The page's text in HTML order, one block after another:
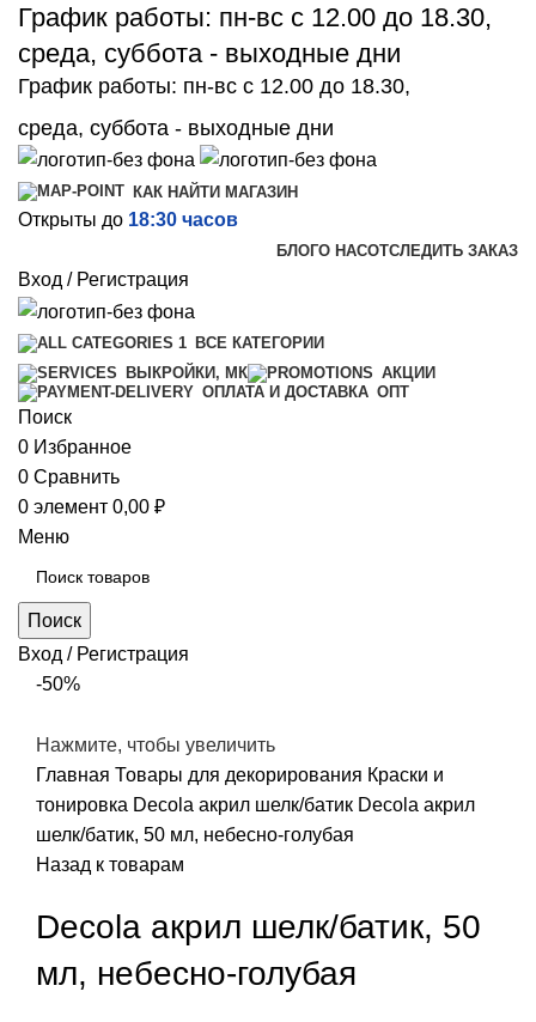
График работы: пн-вс с 12.00 до 18.30,
среда, суббота - выходные дни
График работы: пн-вс с 12.00 до 18.30,
среда, суббота - выходные дни
КАК НАЙТИ МАГАЗИН
Открыты до 18:30 часов
БЛОГО НАСОТСЛЕДИТЬ ЗАКАЗ
Вход / Регистрация
ВСЕ КАТЕГОРИИ
ВЫКРОЙКИ, МК
АКЦИИ
ОПЛАТА И ДОСТАВКА ОПТ
Поиск
0 Избранное
0 Сравнить
0 элемент 0,00 ₽
Меню
Поиск
Вход / Регистрация
-50%
Нажмите, чтобы увеличить
Главная Товары для декорирования Краски и
тонировка Decola акрил шелк/батик Decola акрил
шелк/батик, 50 мл, небесно-голубая
Назад к товарам
Decola акрил шелк/батик, 50
мл, небесно-голубая